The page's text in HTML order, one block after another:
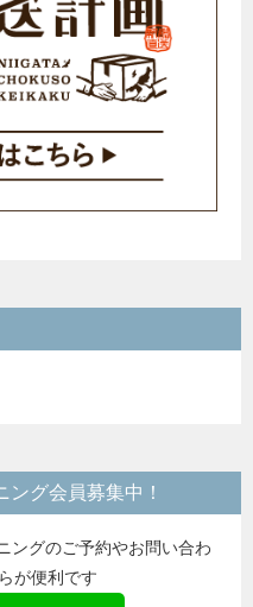
グ会員募集中！
ングのご予約やお問い合わ
が便利です